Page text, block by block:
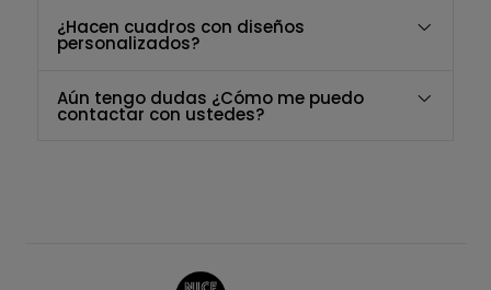
¿Hacen cuadros con diseños
personalizados?
Aún tengo dudas ¿Cómo me puedo
contactar con ustedes?